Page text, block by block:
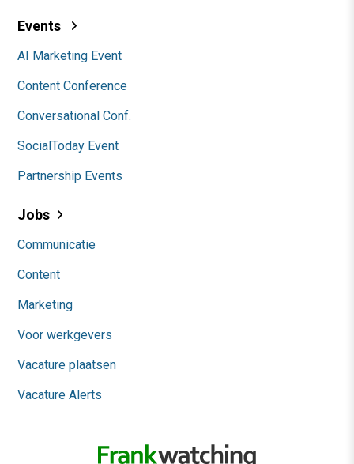
Events
AI Marketing Event
Content Conference
Conversational Conf.
SocialToday Event
Partnership Events
Jobs
Communicatie
Content
Marketing
Voor werkgevers
Vacature plaatsen
Vacature Alerts